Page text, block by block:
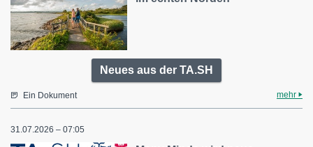
Neues aus der TA.SH
Ein Dokument mehr
31.07.2026 – 07:05